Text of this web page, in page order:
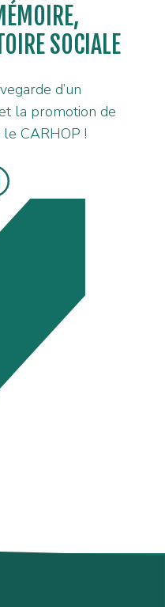
SOCIALE
d’un
la promotion de
le CARHOP !